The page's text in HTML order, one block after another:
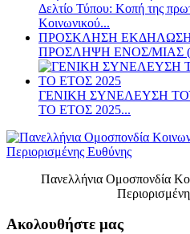
Δελτίο Τύπου: Κοπή της
Κοινωνικού...
ΠΡΟΣΚΛΗΣΗ
ΠΡΟΣΛΗΨΗ ΕΝOΣ/ΜΙΑΣ
ΓΕΝΙΚΗ ΣΥΝΕΛΕΥΣΗ
ΤΟ ΕΤΟΣ 2025...
Πανελλήνια Ομοσπονδία
Ακολουθήστε μας